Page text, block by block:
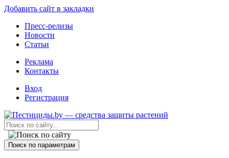
Добавить сайт в закладки
Пресс-релизы
Новости
Статьи
Реклама
Контакты
Вход
Регистрация
Поиск по параметрам